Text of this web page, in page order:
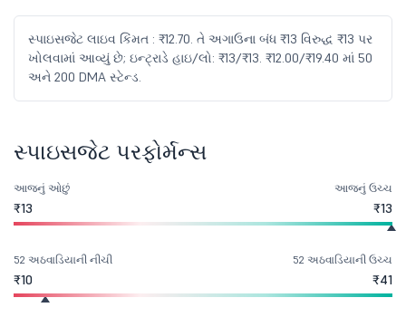
સ્પાઇસજેટ લાઇવ કિંમત : ₹12.70. તે અગાઉના બંધ ₹13 વિરુદ્ધ ₹13 પર
ખોલવામાં આવ્યું છે; ઇન્ટ્રાડે હાઇ/લો: ₹13/₹13. ₹12.00/₹19.40 માં 50
અને 200 DMA સ્ટેન્ડ.
સ્પાઇસજેટ પરફોર્મન્સ
આજનું ઓછું
₹13
આજનું ઉચ્ચ
₹13
52 અઠવાડિયાની નીચી
₹10
52 અઠવાડિયાની ઉચ્ચ
₹41